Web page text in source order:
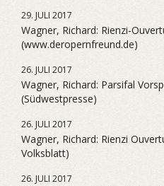
29. JULI 2017
Wagner, Richard: Rienzi-
(www.deropernfreund.de)
26. JULI 2017
Wagner, Richard: Parsifal
(Südwestpresse)
26. JULI 2017
Wagner, Richard: Rienzi
Volksblatt)
26. JULI 2017